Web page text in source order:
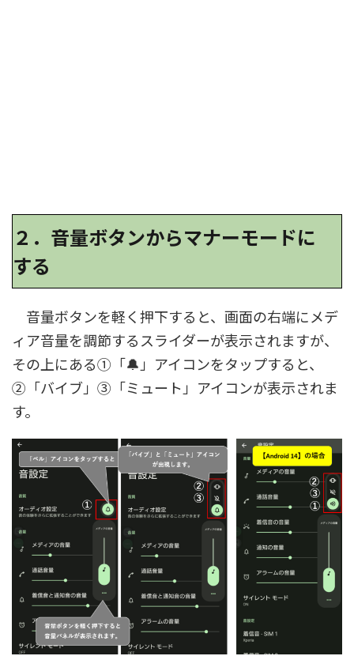
２． 音量ボタンからマナーモードに
する
音量ボタンを軽く押下すると、画面の右端にメデ
ィア音量を調節するスライダーが表示されますが、
その上にある①「🔔」アイコンをタップすると、
②「バイブ」③「ミュート」アイコンが表示されま
す。